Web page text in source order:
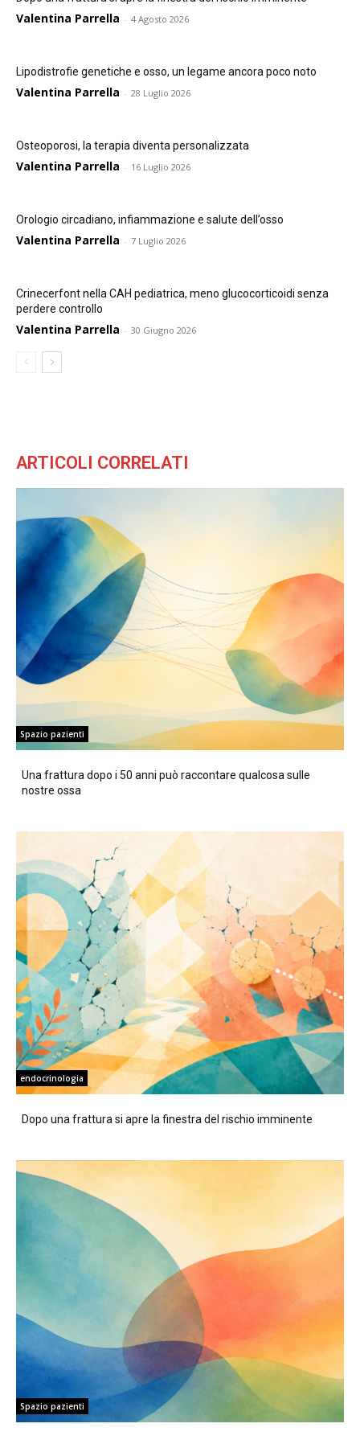
Valentina Parrella - 4 Agosto 2026
Lipodistrofie genetiche e osso, un legame ancora poco noto
Valentina Parrella - 28 Luglio 2026
Osteoporosi, la terapia diventa personalizzata
Valentina Parrella - 16 Luglio 2026
Orologio circadiano, infiammazione e salute dell’osso
Valentina Parrella - 7 Luglio 2026
Crinecerfont nella CAH pediatrica, meno glucocorticoidi senza
perdere controllo
Valentina Parrella - 30 Giugno 2026
ARTICOLI CORRELATI
Spazio pazienti
Una frattura dopo i 50 anni può raccontare qualcosa sulle
nostre ossa
endocrinologia
Dopo una frattura si apre la finestra del rischio imminente
Spazio pazienti